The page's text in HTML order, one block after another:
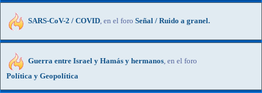
SARS-CoV-2 / COVID, en el foro Señal / Ruido a granel.
Guerra entre Israel y Hamás y hermanos, en el foro
Política y Geopolítica